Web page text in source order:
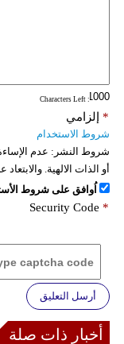
: Characters Left
إلزامي *
شروط الاستخدام
شروط النشر: عدم
أو الذات الالهية.
اُوافق على شروط
Security Code *
أرسل التعليق
أخبار ذات صلة